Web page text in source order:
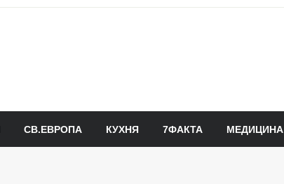
СВ.ЕВРОПА КУХНЯ 7ФАКТА МЕДИЦИНА